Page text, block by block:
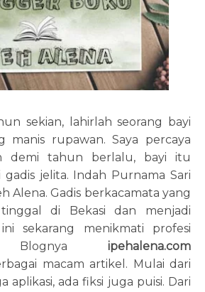
sekian, lahirlah seorang bayi
manis rupawan. Saya percaya
demi tahun berlalu, bayi itu
jelita. Indah Purnama Sari
Alena. Gadis berkacamata yang
di Bekasi dan menjadi
ini sekarang menikmati profesi
Blognya ipehalena.com
macam artikel. Mulai dari
aplikasi, ada fiksi juga puisi. Dari